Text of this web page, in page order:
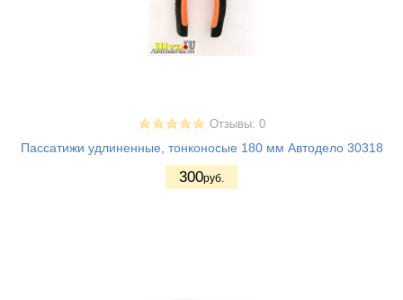
Отзывы: 0
Пассатижи удлиненные, тонконосые 180 мм Автодело 30318
300руб.